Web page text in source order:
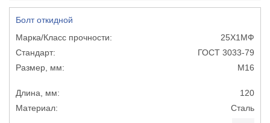
Болт откидной
25Х1МФ
ГОСТ 3033-79
М16
120
Сталь